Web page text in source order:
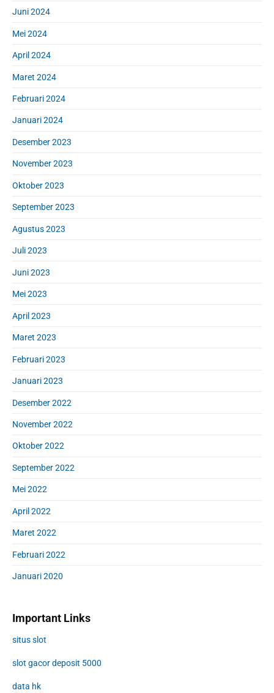
Juni 2024
Mei 2024
April 2024
Maret 2024
Februari 2024
Januari 2024
Desember 2023
November 2023
Oktober 2023
September 2023
Agustus 2023
Juli 2023
Juni 2023
Mei 2023
April 2023
Maret 2023
Februari 2023
Januari 2023
Desember 2022
November 2022
Oktober 2022
September 2022
Mei 2022
April 2022
Maret 2022
Februari 2022
Januari 2020
Important Links
situs slot
slot gacor deposit 5000
data hk